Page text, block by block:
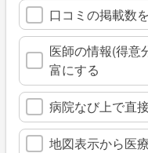
口コミの掲載数
医師の情報(得意
富にする
病院なび上で直
地図表示から医